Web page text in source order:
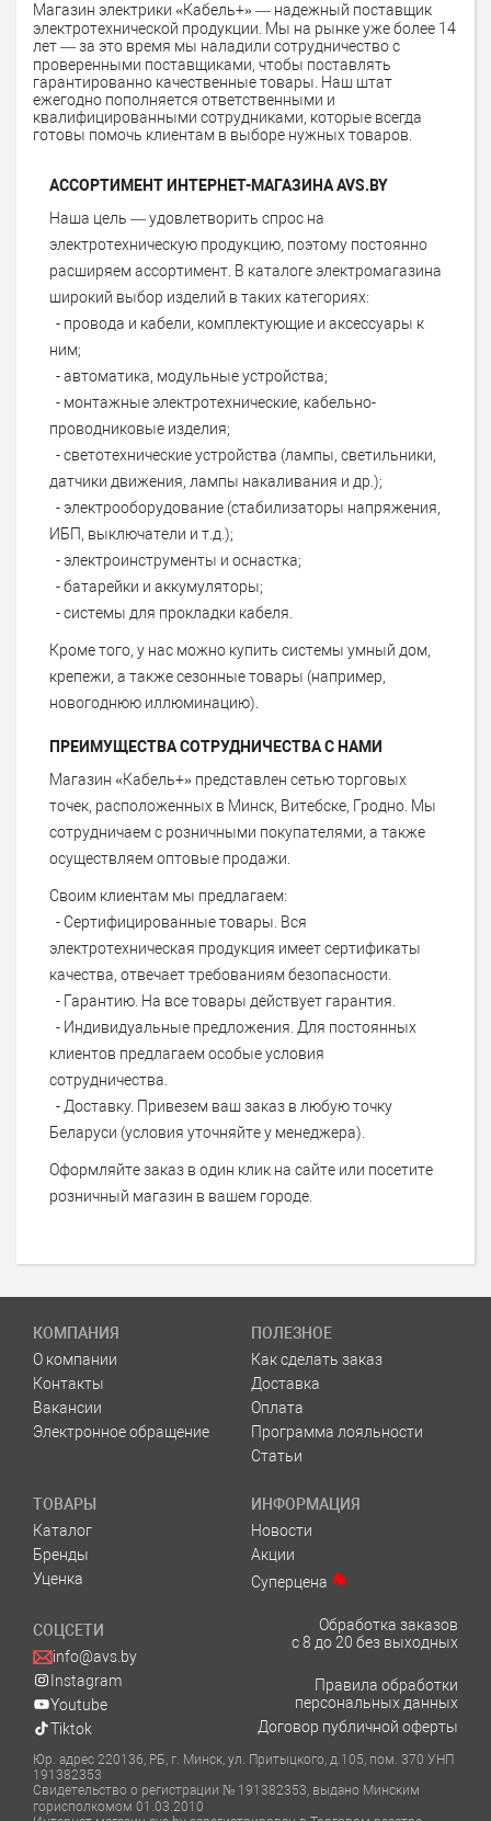
Магазин электрики «Кабель+» — надежный поставщик
электротехнической продукции. Мы на рынке уже более 14
лет — за это время мы наладили сотрудничество с
проверенными поставщиками, чтобы поставлять
гарантированно качественные товары. Наш штат
ежегодно пополняется ответственными и
квалифицированными сотрудниками, которые всегда
готовы помочь клиентам в выборе нужных товаров.
АССОРТИМЕНТ ИНТЕРНЕТ-МАГАЗИНА AVS.BY
Наша цель — удовлетворить спрос на
электротехническую продукцию, поэтому постоянно
расширяем ассортимент. В каталоге электромагазина
широкий выбор изделий в таких категориях:
- провода и кабели, комплектующие и аксессуары к
ним;
- автоматика, модульные устройства;
- монтажные электротехнические, кабельно-
проводниковые изделия;
- светотехнические устройства (лампы, светильники,
датчики движения, лампы накаливания и др.);
- электрооборудование (стабилизаторы напряжения,
ИБП, выключатели и т.д.);
- электроинструменты и оснастка;
- батарейки и аккумуляторы;
- системы для прокладки кабеля.
Кроме того, у нас можно купить системы умный дом,
крепежи, а также сезонные товары (например,
новогоднюю иллюминацию).
ПРЕИМУЩЕСТВА СОТРУДНИЧЕСТВА С НАМИ
Магазин «Кабель+» представлен сетью торговых
точек, расположенных в Минск, Витебске, Гродно. Мы
сотрудничаем с розничными покупателями, а также
осуществляем оптовые продажи.
Своим клиентам мы предлагаем:
- Сертифицированные товары. Вся
электротехническая продукция имеет сертификаты
качества, отвечает требованиям безопасности.
- Гарантию. На все товары действует гарантия.
- Индивидуальные предложения. Для постоянных
клиентов предлагаем особые условия
сотрудничества.
- Доставку. Привезем ваш заказ в любую точку
Беларуси (условия уточняйте у менеджера).
Оформляйте заказ в один клик на сайте или посетите
розничный магазин в вашем городе.
КОМПАНИЯ
О компании
Контакты
Вакансии
Электронное обращение
ПОЛЕЗНОЕ
Как сделать заказ
Доставка
Оплата
Программа лояльности
Статьи
ТОВАРЫ
Каталог
Бренды
Уценка
ИНФОРМАЦИЯ
Новости
Акции
Суперцена
СОЦСЕТИ
info@avs.by
Instagram
Youtube
Tiktok
Обработка заказов
с 8 до 20 без выходных
Правила обработки
персональных данных
Договор публичной оферты
Юр. адрес 220136, РБ, г. Минск, ул. Притыцкого, д.105, пом. 370 УНП
191382353
Свидетельство о регистрации № 191382353, выдано Минским
горисполкомом 01.03.2010